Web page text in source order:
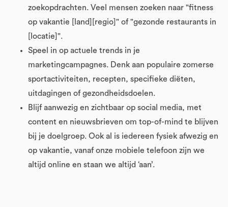
zoekopdrachten. Veel mensen zoeken naar "fitness
op vakantie [land][regio]" of "gezonde restaurants in
[locatie]".
Speel in op actuele trends in je
marketingcampagnes. Denk aan populaire zomerse
sportactiviteiten, recepten, specifieke diëten,
uitdagingen of gezondheidsdoelen.
Blijf aanwezig en zichtbaar op social media, met
content en nieuwsbrieven om top-of-mind te blijven
bij je doelgroep. Ook al is iedereen fysiek afwezig en
op vakantie, vanaf onze mobiele telefoon zijn we
altijd online en staan we altijd ‘aan’.